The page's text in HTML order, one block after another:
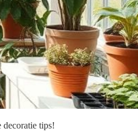
decoratie tips!